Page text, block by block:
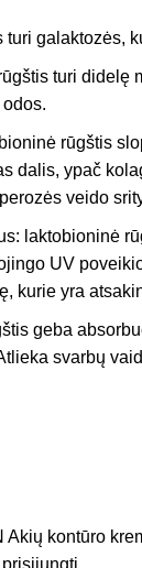
galaktozės,
turi
rūgštis
dalis, ypač
veido
laktobioninė
UV
kurie yra
geba
svarbų
kontūro
prisijungti.